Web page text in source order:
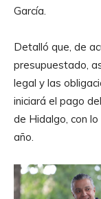
García.
Detalló que, de
presupuestado,
legal y las
iniciará el pago
de Hidalgo, con
año.